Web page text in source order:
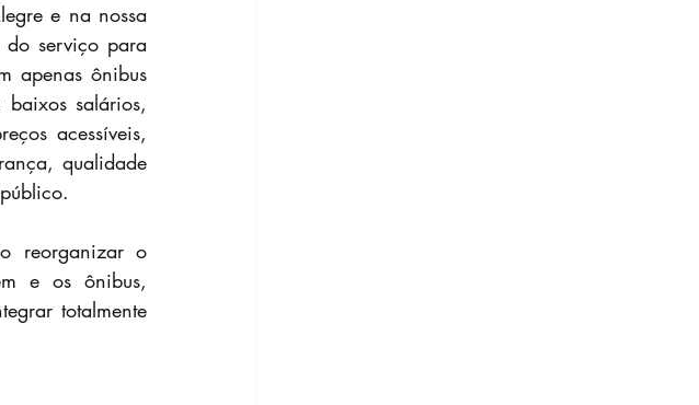
e na nossa
serviço para
apenas ônibus
salários,
acessíveis,
qualidade
reorganizar o
e os ônibus,
totalmente